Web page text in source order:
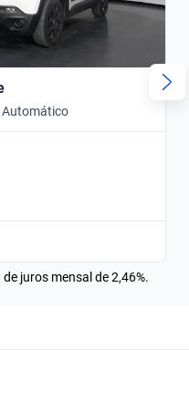
Automático
juros mensal de 2,46%.